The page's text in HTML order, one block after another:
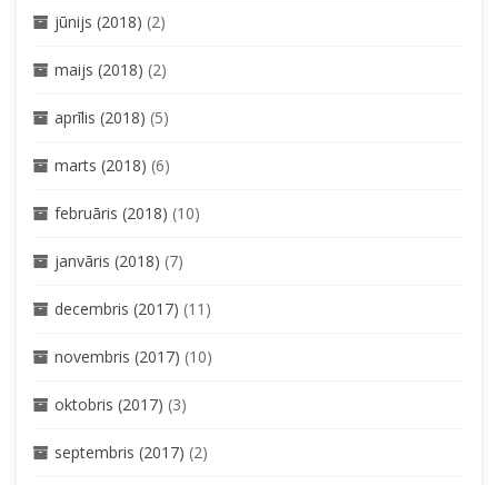
jūnijs (2018) (2)
maijs (2018) (2)
aprīlis (2018) (5)
marts (2018) (6)
februāris (2018) (10)
janvāris (2018) (7)
decembris (2017) (11)
novembris (2017) (10)
oktobris (2017) (3)
septembris (2017) (2)